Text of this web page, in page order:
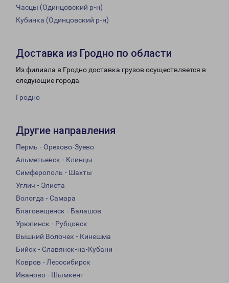
Часцы (Одинцовский р-н)
Кубинка (Одинцовский р-н)
Доставка из Гродно по области
Из филиала в Гродно доставка грузов осуществляется в
следующие города:
Гродно
Другие направления
Пермь - Орехово-Зуево
Альметьевск - Клинцы
Симферополь - Шахты
Углич - Элиста
Вологда - Самара
Благовещенск - Балашов
Урюпинск - Рубцовск
Вышний Волочек - Кинешма
Бийск - Славянск-на-Кубани
Ковров - Лесосибирск
Иваново - Шымкент